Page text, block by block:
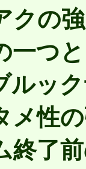
クの
一つ
ルッ
メ性
終了